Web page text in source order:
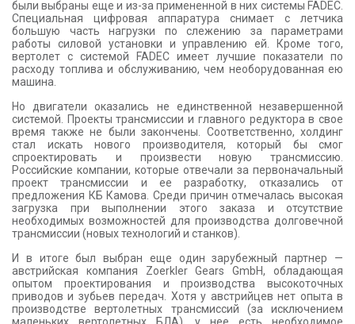
были выбраны еще и из-за примененной в них системы FADEC.
Специальная цифровая аппаратура снимает с летчика
большую часть нагрузки по слежению за параметрами
работы силовой установки и управлению ей. Кроме того,
вертолет с системой FADEC имеет лучшие показатели по
расходу топлива и обслуживанию, чем необорудованная ею
машина.
Но двигатели оказались не единственной незавершенной
системой. Проекты трансмиссии и главного редуктора в свое
время также не были закончены. Соответственно, холдинг
стал искать нового производителя, который бы смог
спроектировать и произвести новую трансмиссию.
Российские компании, которые отвечали за первоначальный
проект трансмиссии и ее разработку, отказались от
предложения КБ Камова. Среди причин отмечалась высокая
загрузка при выполнении этого заказа и отсутствие
необходимых возможностей для производства долговечной
трансмиссии (новых технологий и станков).
И в итоге был выбран еще один зарубежный партнер —
австрийская компания Zoerkler Gears GmbH, обладающая
опытом проектирования и производства высокоточных
приводов и зубьев передач. Хотя у австрийцев нет опыта в
производстве вертолетных трансмиссий (за исключением